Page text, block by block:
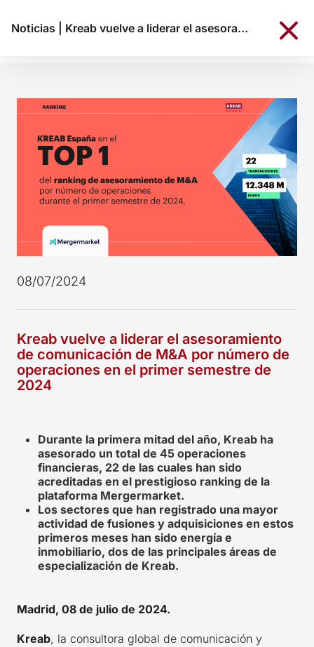
Noticias Kreab vuelve a liderar el asesoramiento de comunicación de M&A por número de operaciones en el primer semestre de 2024
08/07/2024
Kreab vuelve a liderar el asesoramiento
de comunicación de M&A por número de
operaciones en el primer semestre de
2024
Durante la primera mitad del año, Kreab ha
asesorado un total de 45 operaciones
financieras, 22 de las cuales han sido
acreditadas en el prestigioso ranking de la
plataforma Mergermarket.
Los sectores que han registrado una mayor
actividad de fusiones y adquisiciones en estos
primeros meses han sido energía e
inmobiliario, dos de las principales áreas de
especialización de Kreab.
Madrid, 08 de julio de 2024.
Kreab, la consultora global de comunicación y